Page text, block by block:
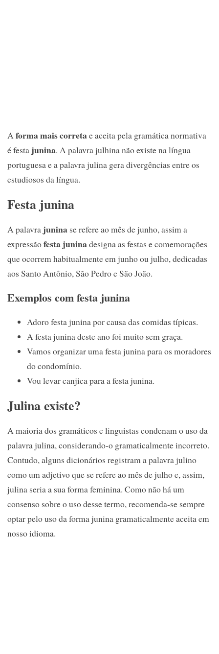
Aforma mais corretae aceita pela gramática normativa
é festa junina. A palavra julhina não existe na língua
portuguesa e a palavra julina gera divergências entre os
estudiosos da língua.
Festa junina
A palavra junina se refere ao mês de junho, assim a
expressãofesta juninadesigna as festas e comemorações
que ocorrem habitualmente em junho ou julho, dedicadas
aos Santo Antônio, São Pedro e São João.
Exemplos com festa junina
Adoro festa junina por causa das comidas típicas.
A festa junina deste ano foi muito sem graça.
Vamos organizar uma festa junina para os moradores
do condomínio.
Vou levar canjica para a festa junina.
Julina existe?
A maioria dos gramáticos e linguistas condenam o uso da
palavra julina, considerando-o gramaticalmente incorreto.
Contudo, alguns dicionários registram a palavra julino
como um adjetivo que se refere ao mês de julho e, assim,
julina seria a sua forma feminina. Como não há um
consenso sobre o uso desse termo, recomenda-se sempre
optar pelo uso da forma junina gramaticalmente aceita em
nosso idioma.